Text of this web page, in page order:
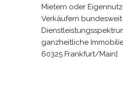
Mietern oder
Verkäufern
ganzheitliche
60325 Frankfurt/Main]